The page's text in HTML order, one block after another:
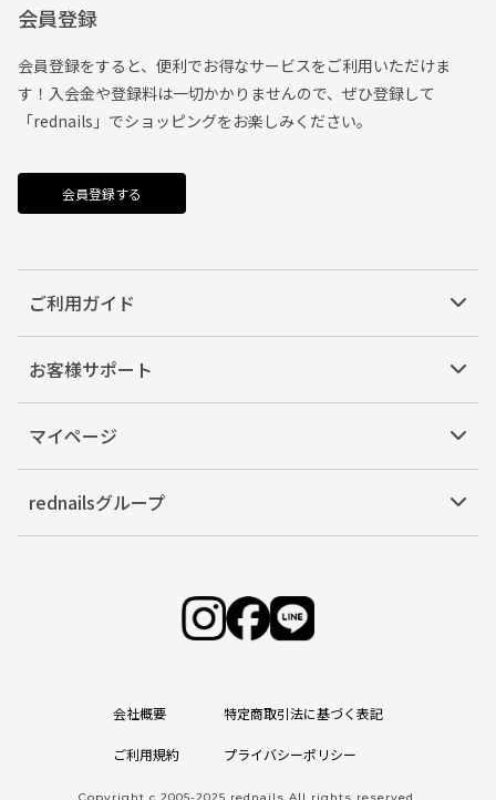
会員登録
会員登録をすると、便利でお得なサービスをご利用いただけま
す！入会金や登録料は一切かかりませんので、ぜひ登録して
「rednails」でショッピングをお楽しみください。
会員登録する
ご利用ガイド
お客様サポート
マイページ
rednailsグループ
会社概要 特定商取引法に基づく表記
ご利用規約 プライバシーポリシー